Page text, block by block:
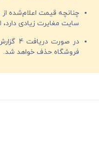
چنانچه قیمت اعلام‌شده
سایت مغایرت زیادی دارد،
در
فروشگاه حذف خواهد شد.